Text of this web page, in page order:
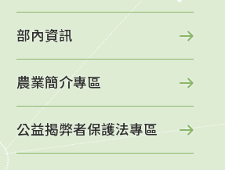
進口馬鈴薯澄清
立即前往 -
發芽馬鈴薯不會進入市場 ，檢
疫階段發現就整顆銷毀丟棄！
部內資訊
農業簡介專區
公益揭弊者保護法專區